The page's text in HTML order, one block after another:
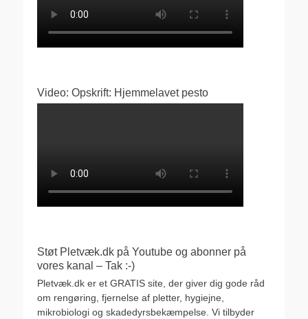
Video: Opskrift: Hjemmelavet pesto
Støt Pletvæk.dk på Youtube og abonner på
vores kanal – Tak :-)
Pletvæk.dk er et GRATIS site, der giver dig gode råd
om rengøring, fjernelse af pletter, hygiejne,
mikrobiologi og skadedyrsbekæmpelse. Vi tilbyder